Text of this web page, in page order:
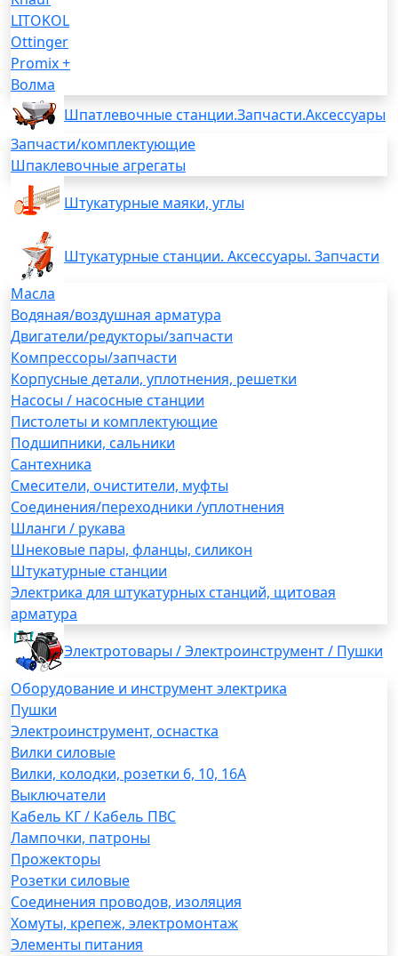
LITOKOL
Ottinger
Promix +
Волма
Шпатлевочные станции.Запчасти.Аксессуары
Запчасти/комплектующие
Шпаклевочные агрегаты
Штукатурные маяки, углы
Штукатурные станции. Аксессуары. Запчасти
Масла
Водяная/воздушная арматура
Двигатели/редукторы/запчасти
Компрессоры/запчасти
Корпусные детали, уплотнения, решетки
Насосы / насосные станции
Пистолеты и комплектующие
Подшипники, сальники
Сантехника
Смесители, очистители, муфты
Соединения/переходники /уплотнения
Шланги / рукава
Шнековые пары, фланцы, силикон
Штукатурные станции
Электрика для штукатурных станций, щитовая
арматура
Электротовары / Электроинструмент / Пушки
Оборудование и инструмент электрика
Пушки
Электроинструмент, оснастка
Вилки силовые
Вилки, колодки, розетки 6, 10, 16А
Выключатели
Кабель КГ / Кабель ПВС
Лампочки, патроны
Прожекторы
Розетки силовые
Соединения проводов, изоляция
Хомуты, крепеж, электромонтаж
Элементы питания